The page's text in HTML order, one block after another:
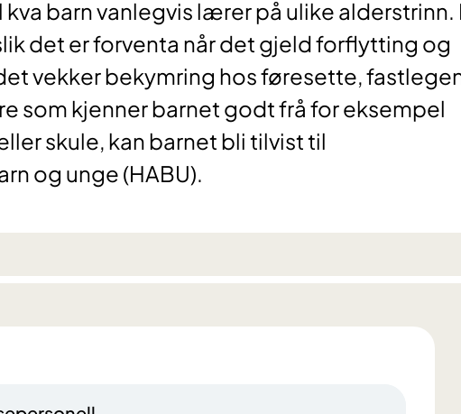
barn vanlegvis lærer på ulike alderstrinn.
det er forventa når det gjeld forflytting og
vekker bekymring hos føresette,
som kjenner barnet godt frå for eksempel
skule, kan barnet bli tilvist til
og unge (HABU).